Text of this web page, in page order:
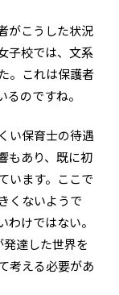
がこうした状況
子校では、文系
。これは保護者
のですね。
い保育士の待遇
もあり、既に初
います。ここで
くないようで
けではない。
達した世界を
考える必要があ